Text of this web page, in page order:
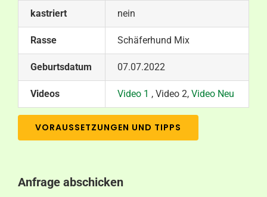
kastriert nein
Rasse Schäferhund Mix
Geburtsdatum 07.07.2022
Videos Video 1 , Video 2, Video Neu
VORAUSSETZUNGEN UND TIPPS
Anfrage abschicken